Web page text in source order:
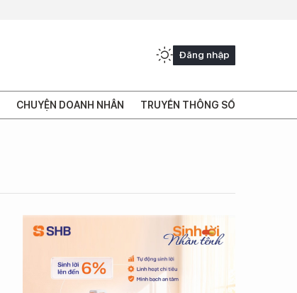
Đăng nhập
CHUYỆN DOANH NHÂN TRUYỀN THÔNG SỐ